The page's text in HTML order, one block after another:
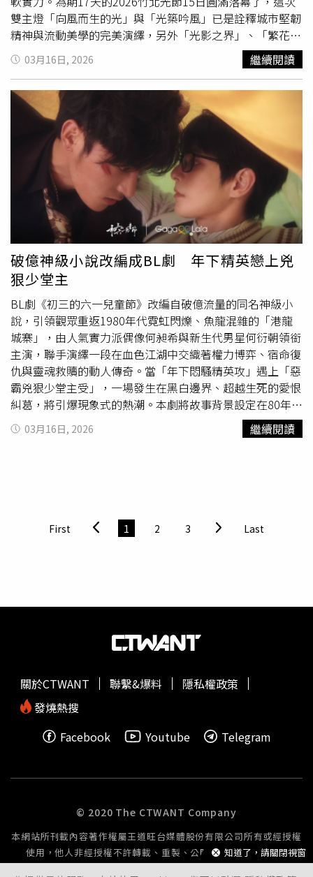
飯店的客房走道上大聲喧嘩，讓房客難以入眠。對此，樂天
桃猿球團回應本刊表示：「球團已即時展開內部調查，在確
認事實後依據球團規定進行了處分。3位選手也已深刻反
省，承諾未來不會再犯類似行為。我們誠摯向受影響的人道
歉。球隊亦會加緊督促球員，並實施相關培訓以提升他們的
意識。」
雙主燈「向風而生的光」與「光築吟風」已是詮釋城市堅韌
精神與流動美學的完美演繹，另外「光影之界」、「繁花盛
世」、「馳光樂園」、「幻遊之棚」及「旋木市集」五大展
區更結合聲學、光學與機械動力，提供了沉浸式的五感饗
辛，但能擦亮「竹北IP」他大呼值得。（圖／翻攝自竹北市
公所媒體群組）公所官員回顧，從開幕期間水上音樂會就不
同凡響，當時找來了大
家張正傑與竹北在地學童同框演
出，現場同步推出限量「刺刺公仔」及「銀翼之馬」琉璃天
馬小提燈，大量民眾慕名而來搶著收藏，另外期間限定的
「聖光騎士」馬術體驗活動也十分吸引人，在在都替元宵增
添節慶趣味，而最後一周假日天氣晴更是「拉尾盤」，讓欣
賞人次一舉突破60萬大關。 鄭朝方則指出，竹北光節在策
展思維上是持續突破，像是首度引入了科技水幕作品「光築
吟風」就打破傳統實體燈組框架，裡頭光影與水霧的結合更
在空間中呈現虛實交錯的動態視覺饗宴，還有人氣互動裝置
「水漂」結合了感測科技與聲光效果，參與者只要簡單地互
動就可在水面與光影之間塑造意想不到的變化，在在都讓現
場駐足民眾直呼驚奇，成功地將科技元素昇華為可親近的全
齡公共藝術。竹北光節遊人如織，17天一舉突破了60萬人
次參與，可謂竹北地區近年最「吸客」的活動。（圖／翻攝
自竹北市公所媒體群組）鄭朝方續指，2026年光節也吸引
不少攝影名家捕捉美好吉光片羽，像是「光影魔術師」許釗
滂就留下不少極具藝術溫度的影像紀實，歡迎大家搜尋關鍵
字逛逛，在網上也能被驚艷。他強調，從裝置結構、燈光設
計到整體視覺語彙，竹北光節都以原創與品質作為核心，長
03月16日, 2026 繼續閱讀
破億神級小說改編成BL劇 年下精英戀上兇
狠少堂主
BL劇《初三的六一兒童節》改編自破億流量的同名神級小
說，引領觀眾重返1980年代霓虹閃爍、魚龍混雜的「港龍
城寨」，由人氣實力派偶像何昶希與新生代男星何衍朝領銜
主演，聯手演繹一段在血色江湖中交織著權力博弈、宿命復
仇與靈魂救贖的動人傳奇。當「年下悶騷精英攻」遇上「惡
霸兇狠少堂主受」，一場發生在黑白邊界、超越生死的愛恨
糾葛，將引爆現象式的熱潮。本劇將故事背景設定在80年代
黑幫橫行、警界腐敗的「港龍城寨」，城寨裡唯一的大學生
「年下悶騷精英攻」何初三，原本只想奮力讀書、離開這片
緣相愛，殺出一條生存血路。《初三的六一兒童節》由何昶
希、何衍朝主演。（圖／GagaOOLala提供）本劇在選角上
你》以男團UNINE成員出道，近年積極轉型演員。此次他
運籌帷幄的「金融精英」。另一位男主角何衍朝則反轉演繹
「兇狠少堂受」夏六一，這位2000年出生的音樂高材生畢
次卻大膽化身為兇悍、卻在潛意識中極度渴望光明的黑幫副
堂主。自2020年參演《穿越火線》嶄露頭角以來，他在多
黑暗中舔舐傷口的黑幫副堂主」形成強烈而迷人的「反差
03月16日, 2026 繼續閱讀
First 1 2 3 Last
知道了，請關閉視窗
關於CTWANT 聯繫&爆料
隱私權政策
發燒熱搜
Facebook
Youtube Telegram
© 2020 The CTWANT Company
本網站所刊載內容著作權屬王道旺台媒體股份有限公司所有或經授權
使用，他人非經授權不許轉載、重製、公開播送或公開傳輸。